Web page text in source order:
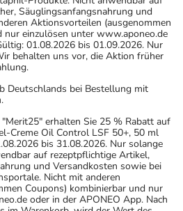
Säuglingsanfangsnahrung und
Aktionsvorteilen (ausgenommen
nur einzulösen unter www.aponeo.de
01.08.2026 bis 01.09.2026. Nur
behalten uns vor, die Aktion früher
Deutschlands bei Bestellung mit
erhalten Sie 25 % Rabatt auf
Creme Oil Control LSF 50+, 50 ml
bis 31.08.2026. Nur solange
auf rezeptpflichtige Artikel,
und Versandkosten sowie bei
Nicht mit anderen
Coupons) kombinierbar und nur
oder in der APONEO App. Nach